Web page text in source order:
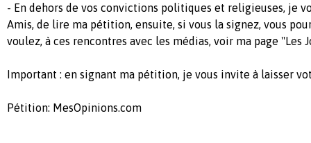
- En dehors de vos convictions politiques et religieuses, je
Amis, de lire ma pétition, ensuite, si vous la signez, vous
voulez, à ces rencontres avec les médias, voir ma page ''Les
Important : en signant ma pétition, je vous invite à laisser
Pétition: MesOpinions.com